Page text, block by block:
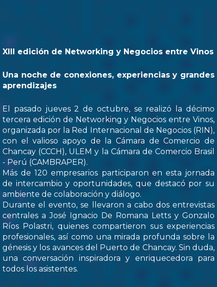
XIII edición de Networking y Negocios entre Vinos
Una noche de conexiones, experiencias y grandes
aprendizajes
El pasado jueves 2 de octubre, se realizó la décimo
tercera edición de Networking y Negocios entre Vinos,
organizada por la Red Internacional de Negocios (RIN),
con el valioso apoyo de la Cámara de Comercio de
Chancay (CCCH), ULEM y la Cámara de Comercio Brasil
- Perú (CAMBRAPER).
Más de 120 empresarios participaron en esta jornada
de intercambio y oportunidades, que destacó por su
ambiente de colaboración y diálogo.
Durante el evento, se llevaron a cabo dos entrevistas
centrales a José Ignacio De Romana Letts y Gonzalo
Ríos Polastri, quienes compartieron sus experiencias
profesionales, así como una mirada profunda sobre la
génesis y los avances del Puerto de Chancay. Sin duda,
una conversación inspiradora y enriquecedora para
todos los asistentes.